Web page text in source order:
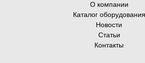
О компании
Каталог оборудования
Новости
Статьи
Контакты